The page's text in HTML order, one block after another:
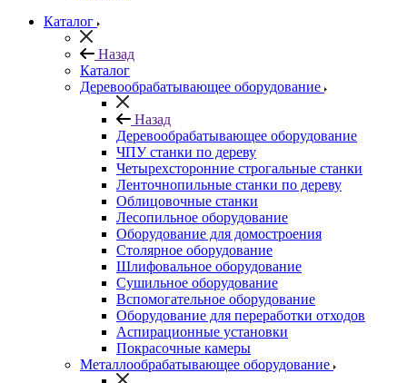
Каталог
Назад
Каталог
Деревообрабатывающее оборудование
Назад
Деревообрабатывающее оборудование
ЧПУ станки по дереву
Четырехсторонние строгальные станки
Ленточнопильные станки по дереву
Облицовочные станки
Лесопильное оборудование
Оборудование для домостроения
Столярное оборудование
Шлифовальное оборудование
Сушильное оборудование
Вспомогательное оборудование
Оборудование для переработки отходов
Аспирационные установки
Покрасочные камеры
Металлообрабатывающее оборудование